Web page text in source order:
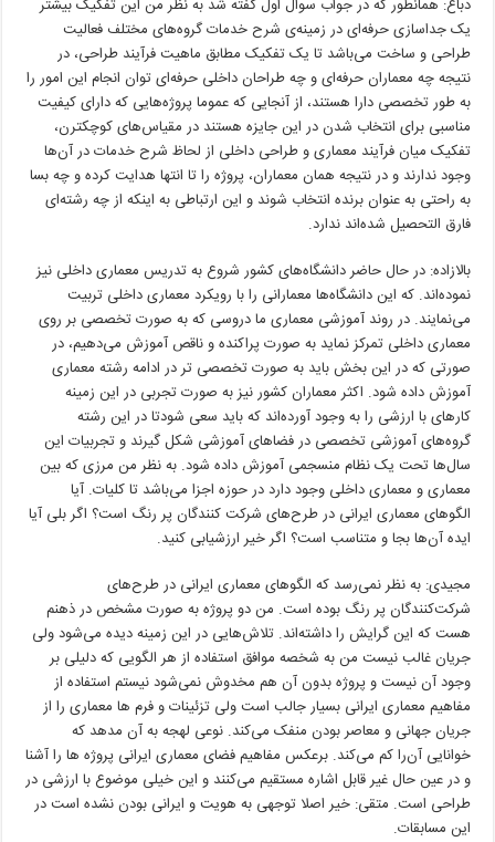
دباغ: همانطور که در جواب سوال اول گفته شد به نظر من این تفکیک بیشتر
یک جداسازی حرفه‌ای در زمینه‌ی شرح خدمات گروه‌های مختلف فعالیت
طراحی و ساخت می‌باشد تا یک تفکیک مطابق ماهیت فرآیند طراحی، در
نتیجه چه معماران حرفه‌ای و چه طراحان داخلی حرفه‌ای توان انجام این امور را
به طور تخصصی دارا هستند، از آنجایی که عموما پروژه‌هایی که دارای کیفیت
مناسبی برای انتخاب شدن در این جایزه هستند در مقیاس‌های کوچکترن،
تفکیک میان فرآیند معماری و طراحی داخلی از لحاظ شرح خدمات در آن‌ها
وجود ندارند و در نتیجه همان معماران، پروژه را تا انتها هدایت کرده و چه بسا
به راحتی به عنوان برنده انتخاب شوند و این ارتباطی به اینکه از چه رشته‌ای
فارق التحصیل شده‌اند ندارد.
بالازاده: در حال حاضر دانشگاه‌های کشور شروع به تدریس معماری داخلی نیز
نموده‌اند. که این دانشگاه‌ها معمارانی را با رویکرد معماری داخلی تربیت
می‌نمایند. در روند آموزشی معماری ما دروسی که به صورت تخصصی بر روی
معماری داخلی تمرکز نماید به صورت پراکنده و ناقص آموزش می‌دهیم، در
صورتی که در این بخش باید به صورت تخصصی تر در ادامه رشته معماری
آموزش داده شود. اکثر معماران کشور نیز به صورت تجربی در این زمینه
کارهای با ارزشی را به وجود آورده‌اند که باید سعی شودتا در این رشته
گروه‌های آموزشی تخصصی در فضاهای آموزشی شکل گیرند و تجربیات این
سال‌ها تحت یک نظام منسجمی آموزش داده شود. به نظر من مرزی که بین
معماری و معماری داخلی وجود دارد در حوزه اجزا می‌باشد تا کلیات. آیا
الگوهای معماری ایرانی در طرح‌های شرکت کنندگان پر رنگ است؟ اگر بلی آیا
ایده آن‌ها بجا و متناسب است؟ اگر خیر ارزشیابی کنید.
مجیدی: به نظر نمی‌رسد که الگوهای معماری ایرانی در طرح‌های
شرکت‌کنندگان پر رنگ بوده است. من دو پروژه به صورت مشخص در ذهنم
هست که این گرایش را داشته‌اند. تلاش‌هایی در این زمینه دیده می‌شود ولی
جریان غالب نیست من به شخصه موافق استفاده از هر الگویی که دلیلی بر
وجود آن نیست و پروژه بدون آن هم مخدوش نمی‌شود نیستم استفاده از
مفاهیم معماری ایرانی بسیار جالب است ولی تزئینات و فرم ها معماری را از
جریان جهانی و معاصر بودن منفک می‌کند. نوعی لهجه به آن مدهد که
خوانایی آن‌را کم می‌کند. برعکس مفاهیم فضای معماری ایرانی پروژه ها را آشنا
و در عین حال غیر قابل اشاره مستقیم می‌کنند و این خیلی موضوع با ارزشی در
طراحی است. متقی: خیر اصلا توجهی به هویت و ایرانی بودن نشده است در
این مسابقات.